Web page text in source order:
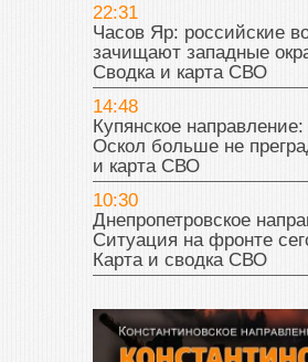
22:31
Часов Яр: российские
зачищают западные
Сводка и карта СВО
14:48
Купянское направление:
Оскол больше не
и карта СВО
10:30
Днепропетровское
Ситуация на фронте
Карта и сводка СВО